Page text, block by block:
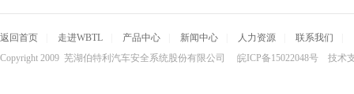
返回首页 走进WBTL 产品中心 新闻中心 人力资源 联系我们
Copyright 2009 芜湖伯特利汽车安全系统股份有限公司 皖ICP备15022048号 技术